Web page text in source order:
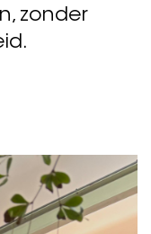
zonder